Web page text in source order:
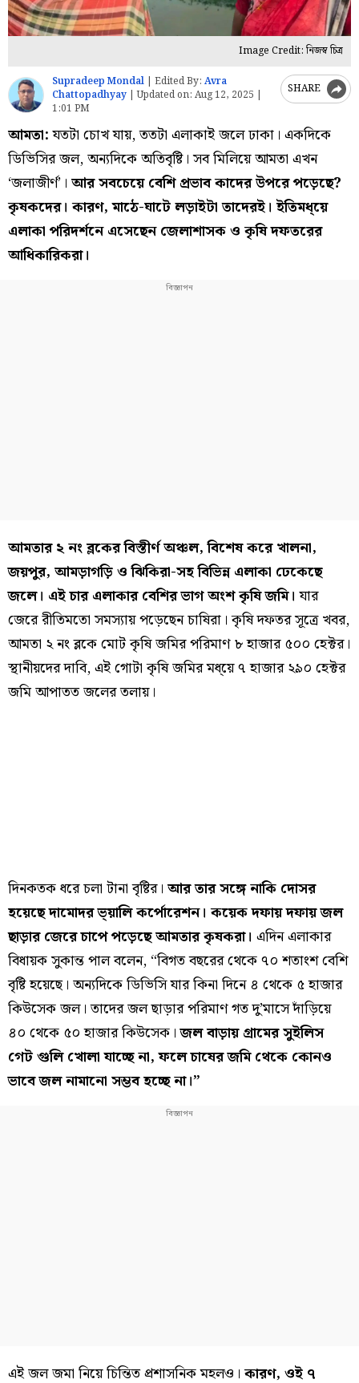
Image Credit: নিজস্ব চিত্র
Supradeep Mondal | Edited By: Avra
Chattopadhyay |Updated on: Aug 12, 2025 |
1:01 PM
SHARE
আমতা:যতটা চোখ যায়, ততটা এলাকাই জলে ঢাকা। একদিকে
ডিভিসির জল, অন্যদিকে অতিবৃষ্টি। সব মিলিয়ে আমতা এখন
‘জলাজীর্ণ’।আর সবচেয়ে বেশি প্রভাব কাদের উপরে পড়েছে?
কৃষকদের। কারণ, মাঠে-ঘাটে লড়াইটা তাদেরই। ইতিমধ্য়ে
এলাকা পরিদর্শনে এসেছেন জেলাশাসক ও কৃষি দফতরের
আধিকারিকরা।
আমতার ২ নং ব্লকের বিস্তীর্ণ অঞ্চল, বিশেষ করে খালনা,
জয়পুর, আমড়াগড়ি ও ঝিকিরা-সহ বিভিন্ন এলাকা ঢেকেছে
জলে। এই চার এলাকার বেশির ভাগ অংশ কৃষি জমি। যার
জেরে রীতিমতো সমস্যায় পড়েছেন চাষিরা। কৃষি দফতর সূত্রে খবর,
আমতা ২ নং ব্লকে মোট কৃষি জমির পরিমাণ ৮ হাজার ৫০০ হেক্টর।
স্থানীয়দের দাবি, এই গোটা কৃষি জমির মধ্য়ে ৭ হাজার ২৯০ হেক্টর
জমি আপাতত জলের তলায়।
দিনকতক ধরে চলা টানা বৃষ্টির।আর তার সঙ্গে নাকি দোসর
হয়েছে দামোদর ভ্য়ালি কর্পোরেশন। কয়েক দফায় দফায় জল
ছাড়ার জেরে চাপে পড়েছে আমতার কৃষকরা। এদিন এলাকার
বিধায়ক সুকান্ত পাল বলেন, “বিগত বছরের থেকে ৭০ শতাংশ বেশি
বৃষ্টি হয়েছে। অন্যদিকে ডিভিসি যার কিনা দিনে ৪ থেকে ৫ হাজার
কিউসেক জল। তাদের জল ছাড়ার পরিমাণ গত দু’মাসে দাঁড়িয়ে
৪০ থেকে ৫০ হাজার কিউসেক।জল বাড়ায় গ্রামের সুইলিস
গেট গুলি খোলা যাচ্ছে না, ফলে চাষের জমি থেকে কোনও
ভাবে জল নামানো সম্ভব হচ্ছে না।”
এই জল জমা নিয়ে চিন্তিত প্রশাসনিক মহলও।কারণ, ওই ৭